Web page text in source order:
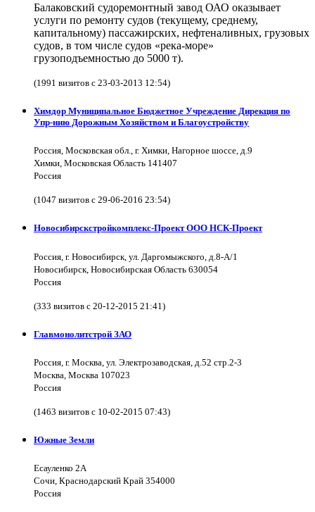
Балаковский судоремонтный завод ОАО оказывает
услуги по ремонту судов (текущему, среднему,
капитальному) пассажирских, нефтеналивных, грузовых
судов, в том числе судов «река-море»
грузоподъемностью до 5000 т).
(1991 визитов с 23-03-2013 12:54)
Химдор Муниципальное Бюджетное Учреждение Дирекция по
Упр-нию Дорожным Хозяйством и Благоустройству
Россия, Московская обл., г. Химки, Нагорное шоссе, д.9
Химки, Московская Область 141407
Россия
(1047 визитов с 29-06-2016 23:54)
Новосибирскстройкомплекс-Проект ООО НСК-Проект
Россия, г. Новосибирск, ул. Даргомыжского, д.8-А/1
Новосибирск, Новосибирская Область 630054
Россия
(333 визитов с 20-12-2015 21:41)
Главмонолитстрой ЗАО
Россия, г. Москва, ул. Электрозаводская, д.52 стр.2-3
Москва, Москва 107023
Россия
(1463 визитов с 10-02-2015 07:43)
Южные Земли
Есауленко 2А
Сочи, Краснодарский Край 354000
Россия